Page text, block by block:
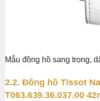
Mẫu đồng hồ sang trọng,
2.2. Đồng hồ Tissot
T063.639.36.037.00